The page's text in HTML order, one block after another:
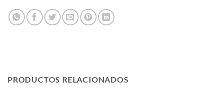
PRODUCTOS RELACIONADOS